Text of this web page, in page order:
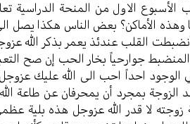
الاول من المنحة الدراسية
وهذه الأماكن؟ بعض الناس هكذا يصل
القلب عندئذ يعمر بذكر الله
المنضبط جوارحياً بخار الحب إن صح
احداً احب الى الله عليك
بمجرد أن يمحرفان عن طاعة
لا قدر الله عزوجل هذه بلية